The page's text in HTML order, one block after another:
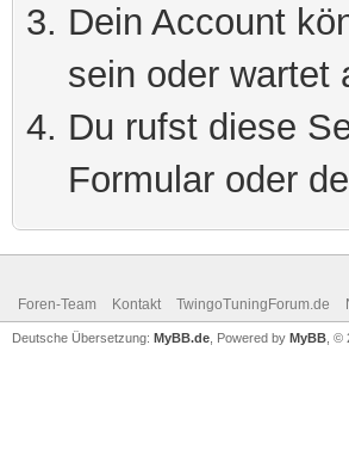
Dein Account
sein oder wartet
Du rufst diese
Formular oder
Foren-Team Kontakt TwingoTuningForum.de
Deutsche Übersetzung: MyBB.de , Powered by MyBB ,